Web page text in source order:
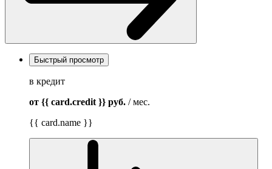
Быстрый просмотр
в кредит
от {{ card.credit }} руб. / мес.
{{ card.name }}